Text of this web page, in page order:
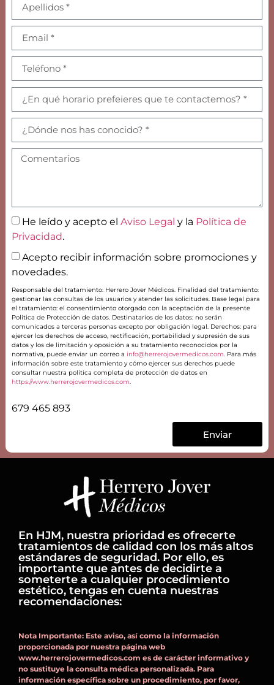
He leído y acepto el Aviso Legal y la Política de
Privacidad.
Acepto recibir información sobre promociones y
novedades.
Responsable del tratamiento: Herrero Jover Médicos. Finalidad del tratamiento:
gestionar las consultas de los usuarios y atender las solicitudes. Base legal para
el tratamiento: el consentimiento otorgado con la aceptación de la presente
Política de Protección de datos. Destinatarios de los datos: no serán
comunicados a terceras personas excepto por obligación legal. Derechos: para
ejercer los derechos de acceso, rectificación, portabilidad y supresión de sus
datos y los de limitación y oposición a su tratamiento reconocidos por la
normativa, puede enviar un correo a info@herrerojovermedicos.com. Para más
información sobre este tratamiento y cómo ejercer sus derechos puede
consultar nuestra política completa de protección de datos en
https://www.herrerojovermedicos.com.
679 465 893
Enviar
En HJM, nuestra prioridad es ofrecerte
tratamientos de calidad con los más altos
estándares de seguridad. Por ello, es
importante que antes de decidirte a
someterte a cualquier procedimiento
estético, tengas en cuenta nuestras
recomendaciones:
Nota Importante: Este aviso, así como la información
proporcionada por nuestra página web
www.herrerojovermedicos.com es de carácter informativo y
no sustituye la consulta médica personalizada. Para
información específica sobre un procedimiento, por favor,